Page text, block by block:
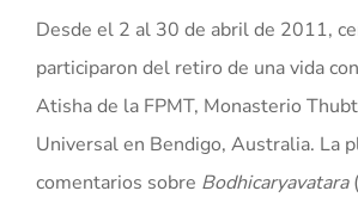
Desde el 2 al 30 de abril de 2011,
participaron del retiro de una vida
Atisha de la FPMT, Monasterio
Universal en Bendigo, Australia. La
comentarios sobre Bodhicaryavatara(